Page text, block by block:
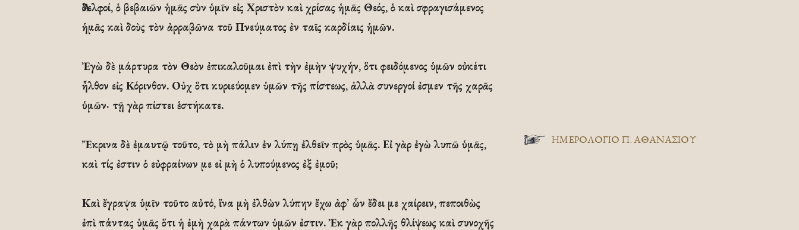
Ἀδελφοί, ὁ βεβαιῶν ἡμᾶς σὺν ὑμῖν εἰς Χριστὸν καὶ χρίσας ἡμᾶς Θεός, ὁ καὶ σφραγισάμενος
ἡμᾶς καὶ δοὺς τὸν ἀρραβῶνα τοῦ Πνεύματος ἐν ταῖς καρδίαις ἡμῶν.
Ἐγὼ δὲ μάρτυρα τὸν Θεὸν ἐπικαλοῦμαι ἐπὶ τὴν ἐμὴν ψυχήν, ὅτι φειδόμενος ὑμῶν οὐκέτι
ἦλθον εἰς Κόρινθον. Οὐχ ὅτι κυριεύομεν ὑμῶν τῆς πίστεως, ἀλλὰ συνεργοί ἐσμεν τῆς χαρᾶς
ὑμῶν· τῇ γὰρ πίστει ἑστήκατε.
Ἔκρινα δὲ ἐμαυτῷ τοῦτο, τὸ μὴ πάλιν ἐν λύπῃ ἐλθεῖν πρὸς ὑμᾶς. Εἰ γὰρ ἐγὼ λυπῶ ὑμᾶς,
καὶ τίς ἐστιν ὁ εὐφραίνων με εἰ μὴ ὁ λυπούμενος ἐξ ἐμοῦ;
Καὶ ἔγραψα ὑμῖν τοῦτο αὐτό, ἵνα μὴ ἐλθὼν λύπην ἔχω ἀφ᾿ ὧν ἔδει με χαίρειν, πεποιθὼς
ἐπὶ πάντας ὑμᾶς ὅτι ἡ ἐμὴ χαρὰ πάντων ὑμῶν ἐστιν. Ἐκ γὰρ πολλῆς θλίψεως καὶ συνοχῆς
ΗΜΕΡΟΛΟΓΙΟ Π. ΑΘΑΝΑΣΙΟΥ